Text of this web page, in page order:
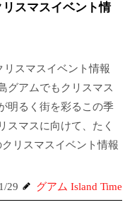
リスマスイベント情
リスマスイベント情報
グアムでもクリスマス
明るく街を彩るこの季
スマスに向けて、たく
リスマスイベント情報
29
グアム Island Time